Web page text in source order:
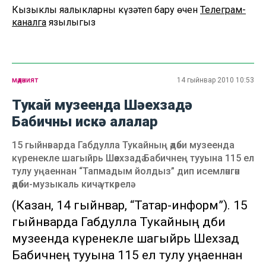
Кызыклы яңалыкларны күзәтеп бару өчен Телеграм-
каналга язылыгыз
мәдәният 14 гыйнвар 2010 10:53
Тукай музеенда Шәехзадә
Бабичны искә алалар
15 гыйнварда Габдулла Тукайның әдәби музеенда
күренекле шагыйрь Шәехзадә Бабичнең тууына 115 ел
тулу уңаеннан “Тапмадым йолдыз” дип исемләнгән
әдәби-музыкаль кичә үткәрелә
(Казан, 14 гыйнвар, “Татар-информ”). 15
гыйнварда Габдулла Тукайның әдәби
музеенда күренекле шагыйрь Шәехзадә
Бабичнең тууына 115 ел тулу уңаеннан